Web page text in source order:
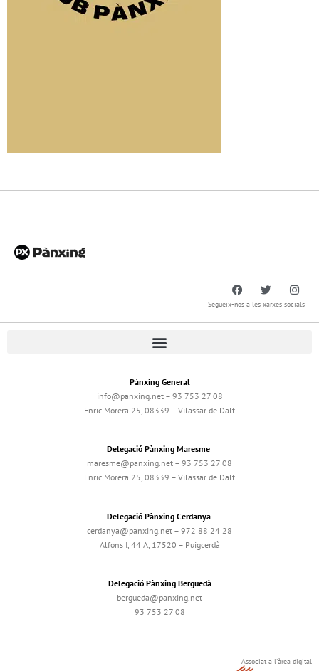
Segueix-nos a les xarxes socials
Pànxing General
info@panxing.net – 93 753 27 08
Enric Morera 25, 08339 – Vilassar de Dalt
Delegació Pànxing Maresme
maresme@panxing.net – 93 753 27 08
Enric Morera 25, 08339 – Vilassar de Dalt
Delegació Pànxing Cerdanya
cerdanya@panxing.net – 972 88 24 28
Alfons I, 44 A, 17520 – Puigcerdà
Delegació Pànxing Berguedà
bergueda@panxing.net
93 753 27 08
Associat a l'àrea digital